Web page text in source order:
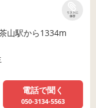
リストに
保存
山駅から1334m
電話で聞く
050-3134-5563